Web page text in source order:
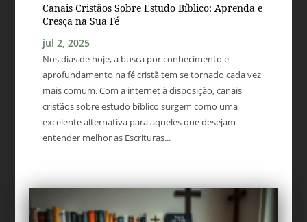
Canais Cristãos Sobre Estudo Bíblico: Aprenda e
Cresça na Sua Fé
jul 2, 2025
Nos dias de hoje, a busca por conhecimento e
aprofundamento na fé cristã tem se tornado cada vez
mais comum. Com a internet à disposição, canais
cristãos sobre estudo bíblico surgem como uma
excelente alternativa para aqueles que desejam
entender melhor as Escrituras...